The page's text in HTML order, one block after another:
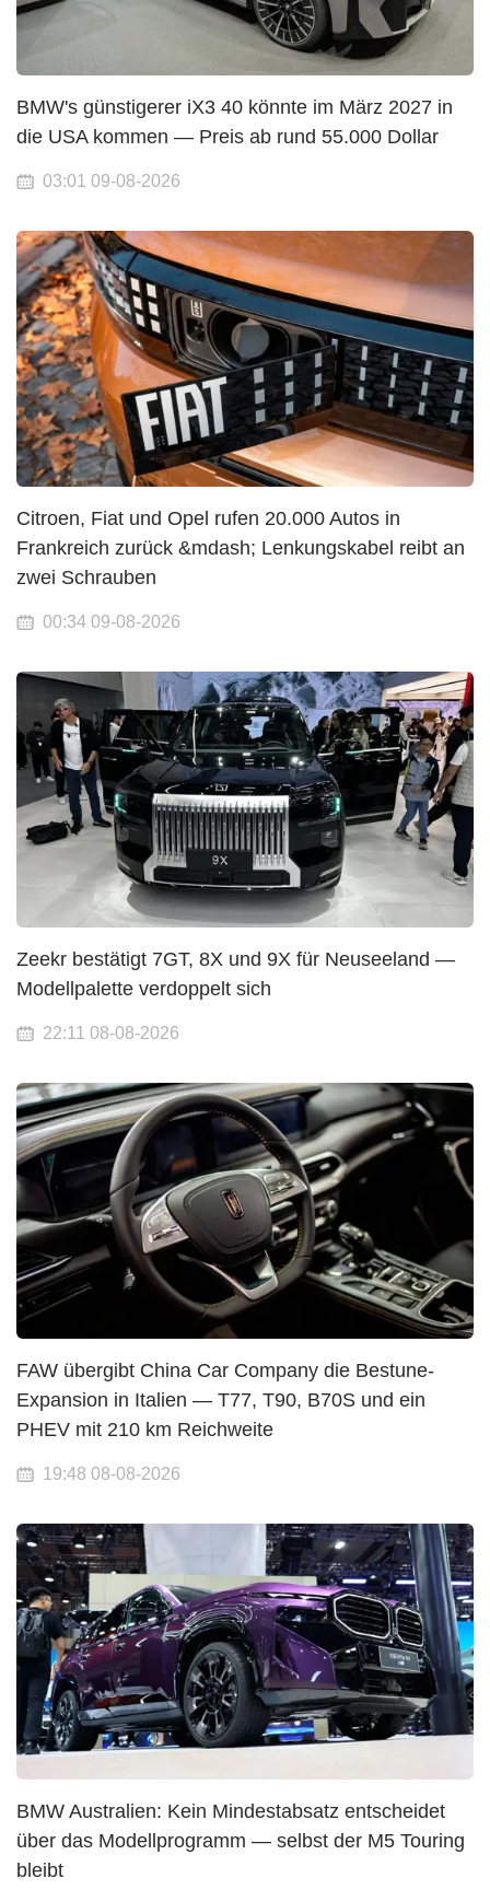
BMW's günstigerer iX3 40 könnte im März 2027 in
die USA kommen — Preis ab rund 55.000 Dollar
03:01 09-08-2026
Citroen, Fiat und Opel rufen 20.000 Autos in
Frankreich zurück &mdash; Lenkungskabel reibt an
zwei Schrauben
00:34 09-08-2026
Zeekr bestätigt 7GT, 8X und 9X für Neuseeland —
Modellpalette verdoppelt sich
22:11 08-08-2026
FAW übergibt China Car Company die Bestune-
Expansion in Italien — T77, T90, B70S und ein
PHEV mit 210 km Reichweite
19:48 08-08-2026
BMW Australien: Kein Mindestabsatz entscheidet
über das Modellprogramm — selbst der M5 Touring
bleibt